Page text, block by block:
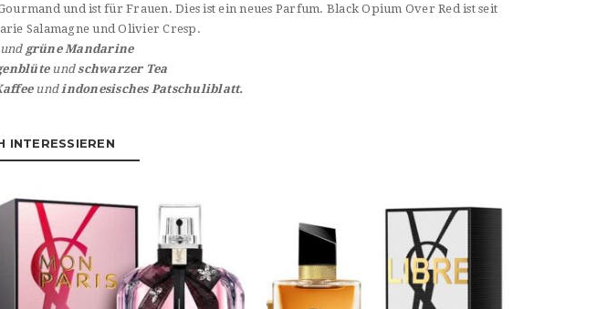
und ist für Frauen. Dies ist ein neues Parfum. Black Opium Over Red ist seit
Salamagne und Olivier Cresp.
grüne Mandarine
undschwarzer Tea
und indonesisches Patschuliblatt.
INTERESSIEREN